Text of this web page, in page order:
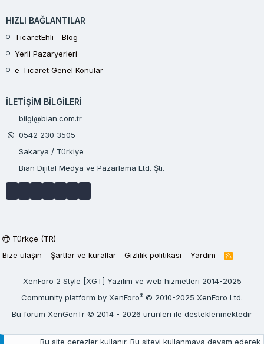
HIZLI BAĞLANTILAR
TicaretEhli - Blog
Yerli Pazaryerleri
e-Ticaret Genel Konular
İLETIŞIM BILGILERI
bilgi@bian.com.tr
0542 230 3505
Sakarya / Türkiye
Bian Dijital Medya ve Pazarlama Ltd. Şti.
Türkçe (TR)
Bize ulaşın
Şartlar ve kurallar Gizlilik politikası Yardım
R
XenForo 2 Style [XGT] Yazılım ve web hizmetleri 2014-2025
Community platform by XenForo® © 2010-2025 XenForo Ltd.
Bu forum XenGenTr © 2014 - 2026 ürünleri ile desteklenmektedir
Bu site çerezler kullanır. Bu siteyi kullanmaya devam ederek